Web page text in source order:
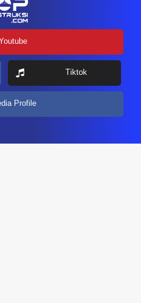
Tiktok
Profile